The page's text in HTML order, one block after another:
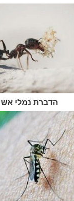
הדברת נמלי אש